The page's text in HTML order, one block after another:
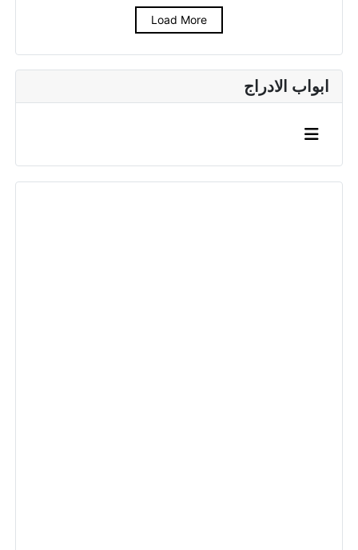
ابواب الادراج
Load More